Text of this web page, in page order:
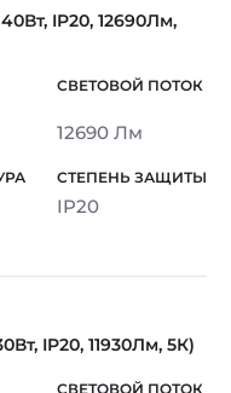
IP20, 12690Лм,
12690 Лм
IP20
IP20, 11930Лм, 5К)